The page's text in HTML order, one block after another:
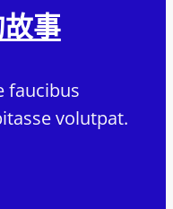
事
faucibus
volutpat.